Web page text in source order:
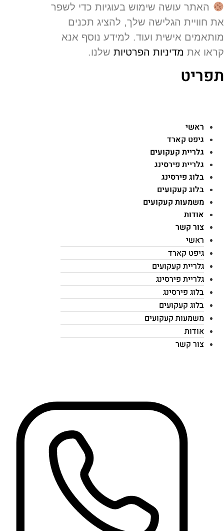
האתר עושה שימוש בעוגיות כדי לשפר
חוויית הגלישה שלך, להציג תכנים
אישית ועוד. למידע נוסף אנא
אתמדיניות הפרטיותשלנו.
ראשי
גיפט קארד
גלריית קעקועים
גלריית פירסינג
בלוג פירסינג
בלוג קעקועים
משמעות קעקועים
אודות
צור קשר
ראשי
גיפט קארד
גלריית קעקועים
גלריית פירסינג
בלוג פירסינג
בלוג קעקועים
משמעות קעקועים
אודות
צור קשר